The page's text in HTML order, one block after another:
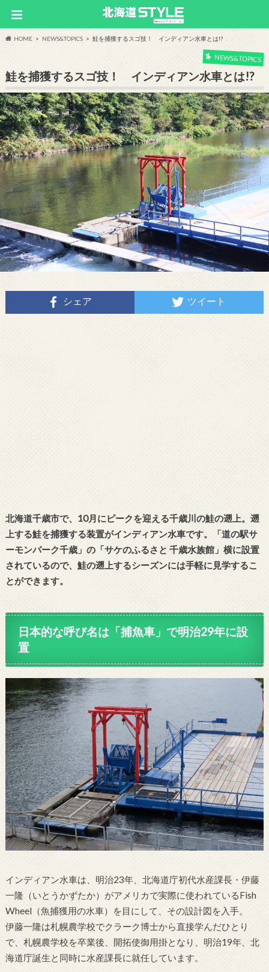
HOME NEWS&TOPICS 鮭を捕獲するスゴ技！ インディアン水車とは!?
NEWS&TOPICS
鮭を捕獲するスゴ技！ インディアン水車とは!?
シェア ツイート
北海道千歳市で、10月にピークを迎える千歳川の鮭の遡上。遡
上する鮭を捕獲する装置がインディアン水車です。「道の駅サ
ーモンパーク千歳」の「サケのふるさと 千歳水族館」横に設置
されているので、鮭の遡上するシーズンには手軽に見学するこ
とができます。
日本的な呼び名は「捕魚車」で明治29年に設
置
インディアン水車は、明治23年、北海道庁初代水産課長・伊藤
一隆（いとうかずたか）がアメリカで実際に使われているFish
Wheel（魚捕獲用の水車）を目にして、その設計図を入手。
伊藤一隆は札幌農学校でクラーク博士から直接学んだひとり
で、札幌農学校を卒業後、開拓使御用掛となり、明治19年、北
海道庁誕生と同時に水産課長に就任しています。